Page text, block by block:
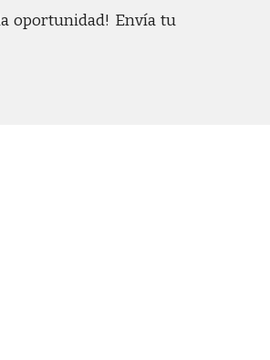
oportunidad! Envía tu